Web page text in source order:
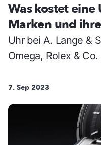
Was kostet
Marken und
Uhr bei A. Lange &
Omega, Rolex & Co.
7. Sep 2023